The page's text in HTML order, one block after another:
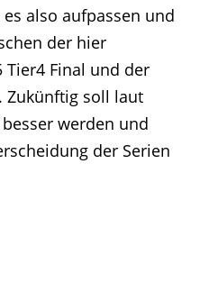
also aufpassen und
der hier
Tier4 Final und der
Zukünftig soll laut
werden und
der Serien